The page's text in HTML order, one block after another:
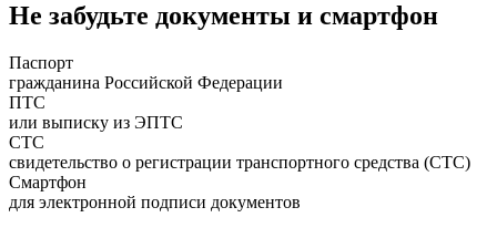
Не забудьте документы и смартфон
Паспорт
гражданина Российской Федерации
ПТС
или выписку из ЭПТС
СТС
свидетельство о регистрации транспортного средства (СТС)
Смартфон
для электронной подписи документов